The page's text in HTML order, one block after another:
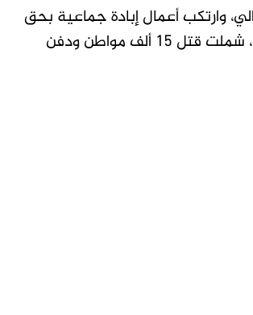
وارتكب أعمال إبادة جماعية بحق
قبيلة المساليت، شملت قتل 15 ألف مواطن ودفن